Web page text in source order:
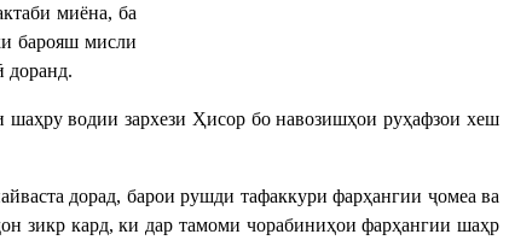
миёна, ба
барояш мисли
доранд.
шаҳру водии зархези Ҳисор бо навозишҳои руҳафзои хеш
дорад, барои рушди тафаккури фарҳангии ҷомеа ва
зикр кард, ки дар тамоми чорабиниҳои фарҳангии шаҳр